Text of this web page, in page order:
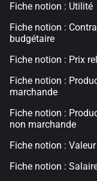
Fiche notion : Utilité
Fiche notion :
budgétaire
Fiche notion : Prix
Fiche notion :
marchande
Fiche notion :
non marchande
Fiche notion :
Fiche notion :